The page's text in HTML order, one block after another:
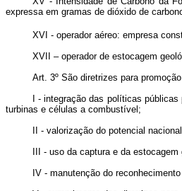
expressa em gramas de dióxido de
XVI - operador aéreo: empresa
XVII – operador de estocagem
Art. 3º São diretrizes para
I - integração das políticas
turbinas e células a combustível;
II - valorização do potencial
III - uso da captura e da
IV - manutenção do